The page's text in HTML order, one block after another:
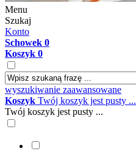
Menu
Szukaj
Konto
Schowek 0
Koszyk 0
wyszukiwanie zaawansowane
Koszyk Twój koszyk jest pusty ...
Twój koszyk jest pusty ...